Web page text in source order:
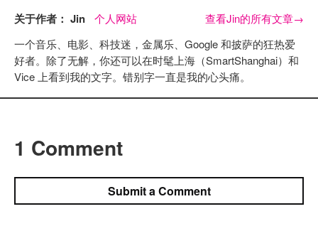
关于作者： Jin 个人网站 查看Jin的所有文章→
一个音乐、电影、科技迷，金属乐、Google 和披萨的狂热爱
好者。除了无解，你还可以在时髦上海（SmartShanghai）和
Vice 上看到我的文字。错别字一直是我的心头痛。
1 Comment
Submit a Comment